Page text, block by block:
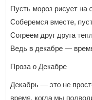
Пусть мороз рисует на
Соберемся вместе,
Согреем друг друга
Ведь в декабре —
Проза о Декабре
Декабрь — это не
время, когда мы